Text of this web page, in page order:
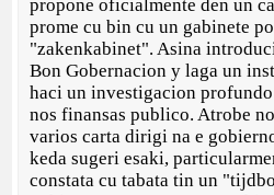
propone oficialmente den un
prome cu bin cu un gabinete
"zakenkabinet". Asina
Bon Gobernacion y laga un
haci un investigacion
nos finansas publico. Atrobe
varios carta dirigi na e
keda sugeri esaki,
constata cu tabata tin un